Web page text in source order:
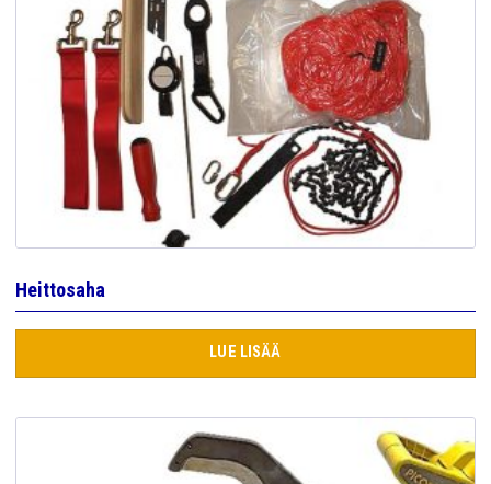
Heittosaha
LUE LISÄÄ